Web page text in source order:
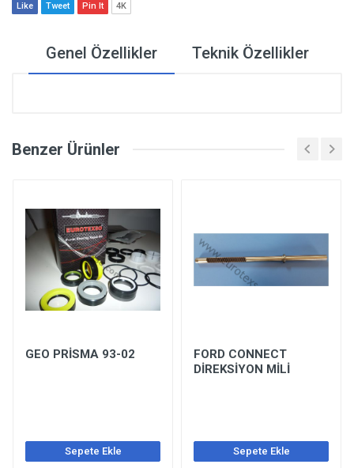
Like Tweet Pin It 4K
Genel Özellikler Teknik Özellikler
Benzer Ürünler
GEO PRİSMA 93-02
Sepete Ekle
FORD CONNECT
DİREKSİYON MİLİ
Sepete Ekle